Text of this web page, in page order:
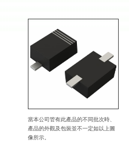
當本公司管有此產品的不同批次時、
產品的外觀及包裝並不一定如以上圖
像所示。